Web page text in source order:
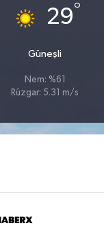
29°
Güneşli
Nem: %61
Rüzgar: 5.31 m/s